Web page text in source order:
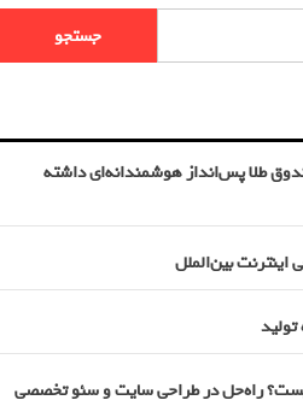
طلا پس‌انداز هوشمندانه‌ای داشته
بین‌الملل
راه‌حل در طراحی سایت و سئو تخصصی